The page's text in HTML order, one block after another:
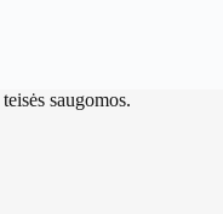
saugomos.